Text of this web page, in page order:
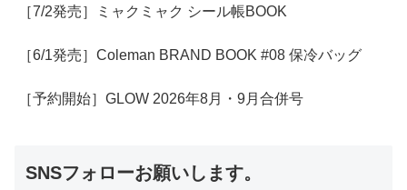
［7/2発売］ミャクミャク シール帳BOOK
［6/1発売］Coleman BRAND BOOK #08 保冷バッグ
［予約開始］GLOW 2026年8月・9月合併号
SNSフォローお願いします。